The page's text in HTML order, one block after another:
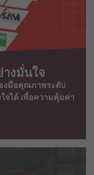
งมั่นใจ
งมือคุณภาพระดับ
จได้ เพื่อความคุ้มค่า